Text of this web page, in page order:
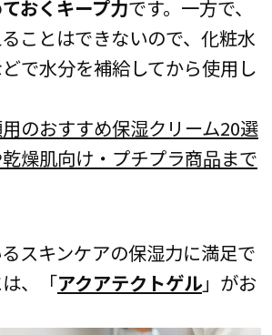
おくキープ力です。一方で、
ことはできないので、化粧水
で水分を補給してから使用し
のおすすめ保湿クリーム20選
乾燥肌向け・プチプラ商品まで
スキンケアの保湿力に満足で
、「アクアテクトゲル」がお